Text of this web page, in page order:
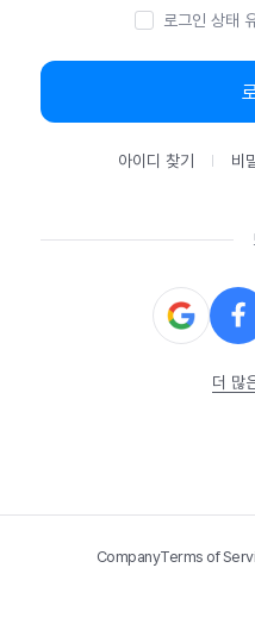
로그인 상태
아이디 찾기 비
더 많
CompanyTerms of